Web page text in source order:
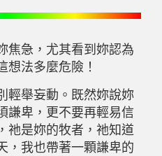
焦急，尤其看到妳認為
想法多麼危險！
舉妄動。既然妳說妳
謙卑，更不要再輕易信
祂是妳的牧者，祂知道
，我也帶著一顆謙卑的